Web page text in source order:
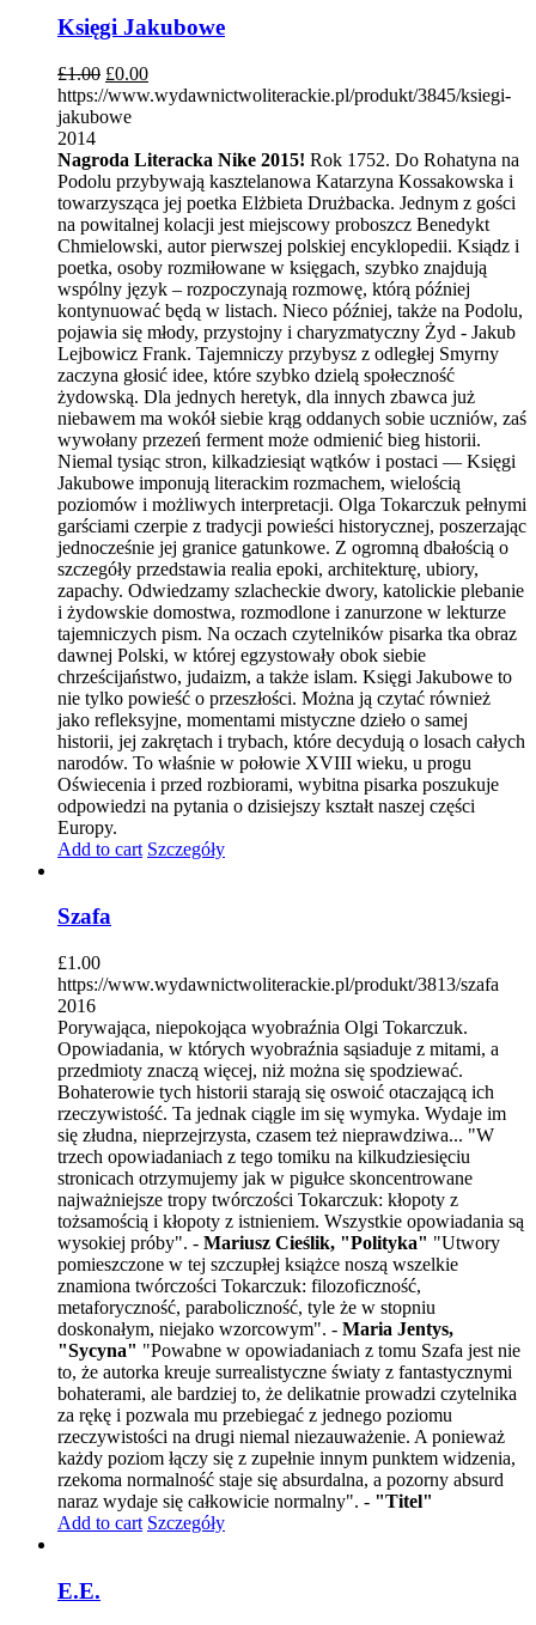
Księgi Jakubowe
£1.00 £0.00
https://www.wydawnictwoliterackie.pl/produkt/3845/ksiegi-
jakubowe
2014
Nagroda Literacka Nike 2015! Rok 1752. Do Rohatyna na
Podolu przybywają kasztelanowa Katarzyna Kossakowska i
towarzysząca jej poetka Elżbieta Drużbacka. Jednym z gości
na powitalnej kolacji jest miejscowy proboszcz Benedykt
Chmielowski, autor pierwszej polskiej encyklopedii. Ksiądz i
poetka, osoby rozmiłowane w księgach, szybko znajdują
wspólny język – rozpoczynają rozmowę, którą później
kontynuować będą w listach. Nieco później, także na Podolu,
pojawia się młody, przystojny i charyzmatyczny Żyd - Jakub
Lejbowicz Frank. Tajemniczy przybysz z odległej Smyrny
zaczyna głosić idee, które szybko dzielą społeczność
żydowską. Dla jednych heretyk, dla innych zbawca już
niebawem ma wokół siebie krąg oddanych sobie uczniów, zaś
wywołany przezeń ferment może odmienić bieg historii.
Niemal tysiąc stron, kilkadziesiąt wątków i postaci — Księgi
Jakubowe imponują literackim rozmachem, wielością
poziomów i możliwych interpretacji. Olga Tokarczuk pełnymi
garściami czerpie z tradycji powieści historycznej, poszerzając
jednocześnie jej granice gatunkowe. Z ogromną dbałością o
szczegóły przedstawia realia epoki, architekturę, ubiory,
zapachy. Odwiedzamy szlacheckie dwory, katolickie plebanie
i żydowskie domostwa, rozmodlone i zanurzone w lekturze
tajemniczych pism. Na oczach czytelników pisarka tka obraz
dawnej Polski, w której egzystowały obok siebie
chrześcijaństwo, judaizm, a także islam. Księgi Jakubowe to
nie tylko powieść o przeszłości. Można ją czytać również
jako refleksyjne, momentami mistyczne dzieło o samej
historii, jej zakrętach i trybach, które decydują o losach całych
narodów. To właśnie w połowie XVIII wieku, u progu
Oświecenia i przed rozbiorami, wybitna pisarka poszukuje
odpowiedzi na pytania o dzisiejszy kształt naszej części
Europy.
Add to cart Szczegóły
Szafa
£1.00
https://www.wydawnictwoliterackie.pl/produkt/3813/szafa
2016
Porywająca, niepokojąca wyobraźnia Olgi Tokarczuk.
Opowiadania, w których wyobraźnia sąsiaduje z mitami, a
przedmioty znaczą więcej, niż można się spodziewać.
Bohaterowie tych historii starają się oswoić otaczającą ich
rzeczywistość. Ta jednak ciągle im się wymyka. Wydaje im
się złudna, nieprzejrzysta, czasem też nieprawdziwa... "W
trzech opowiadaniach z tego tomiku na kilkudziesięciu
stronicach otrzymujemy jak w pigułce skoncentrowane
najważniejsze tropy twórczości Tokarczuk: kłopoty z
tożsamością i kłopoty z istnieniem. Wszystkie opowiadania są
wysokiej próby". - Mariusz Cieślik, "Polityka" "Utwory
pomieszczone w tej szczupłej książce noszą wszelkie
znamiona twórczości Tokarczuk: filozoficzność,
metaforyczność, paraboliczność, tyle że w stopniu
doskonałym, niejako wzorcowym". - Maria Jentys,
"Sycyna" "Powabne w opowiadaniach z tomu Szafa jest nie
to, że autorka kreuje surrealistyczne światy z fantastycznymi
bohaterami, ale bardziej to, że delikatnie prowadzi czytelnika
za rękę i pozwala mu przebiegać z jednego poziomu
rzeczywistości na drugi niemal niezauważenie. A ponieważ
każdy poziom łączy się z zupełnie innym punktem widzenia,
rzekoma normalność staje się absurdalna, a pozorny absurd
naraz wydaje się całkowicie normalny". - "Titel"
Add to cart Szczegóły
E.E.